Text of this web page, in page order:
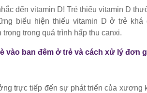
đến vitamin D! Trẻ thiếu vitamin D
biểu hiện thiếu vitamin D ở trẻ
trong quá trình hấp thu canxi.
vào ban đêm ở trẻ và cách xử lý đơn
trực tiếp đến sự phát triển của xương